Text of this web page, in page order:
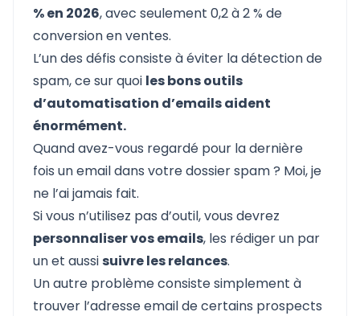
% en 2026, avec seulement 0,2 à 2 % de
conversion en ventes.
L’un des défis consiste à éviter la détection de
spam, ce sur quoi les bons outils
d’automatisation d’emails aident
énormément.
Quand avez-vous regardé pour la dernière
fois un email dans votre dossier spam ? Moi, je
ne l’ai jamais fait.
Si vous n’utilisez pas d’outil, vous devrez
personnaliser vos emails, les rédiger un par
un et aussisuivre les relances.
Un autre problème consiste simplement à
trouver l’adresse email de certains prospects